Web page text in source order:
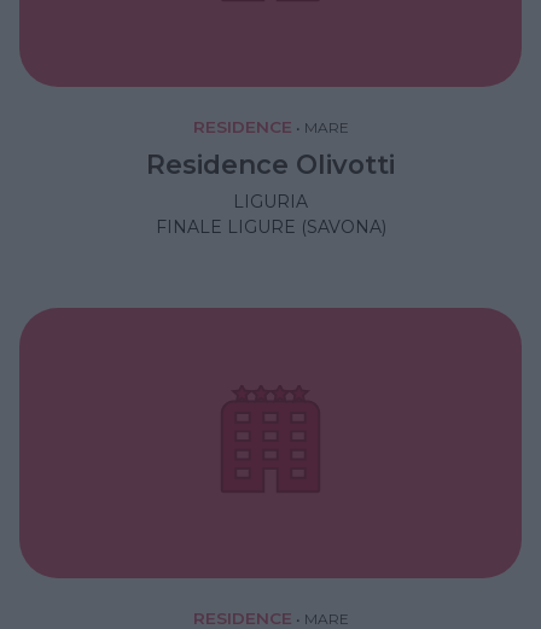
RESIDENCE • MARE
Residence Olivotti
LIGURIA
FINALE LIGURE (SAVONA)
RESIDENCE • MARE